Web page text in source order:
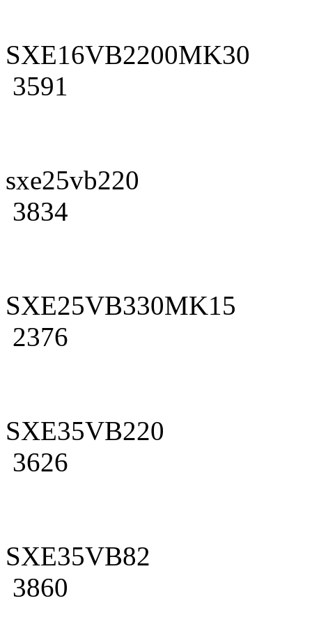
SXE16VB2200MK30
3591
sxe25vb220
3834
SXE25VB330MK15
2376
SXE35VB220
3626
SXE35VB82
3860